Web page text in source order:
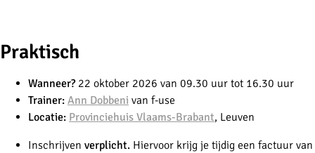
Praktisch
Wanneer?22 oktober 2026 van 09.30 uur tot 16.30 uur
Trainer: Ann Dobbeni van f-use
Locatie: Provinciehuis Vlaams-Brabant, Leuven
Inschrijven verplicht. Hiervoor krijg je tijdig een factuur van